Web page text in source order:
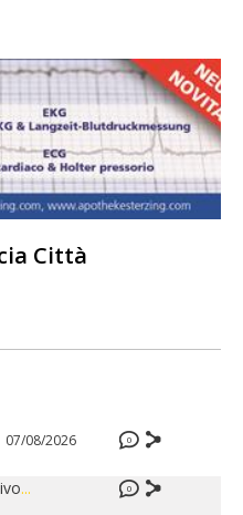
Città
07/08/2026 0
... 0